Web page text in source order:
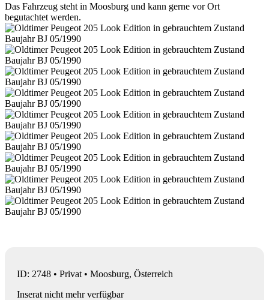
Das Fahrzeug steht in Moosburg und kann gerne vor Ort
begutachtet werden.
ID: 2748 • Privat • Moosburg, Österreich
Inserat nicht mehr verfügbar